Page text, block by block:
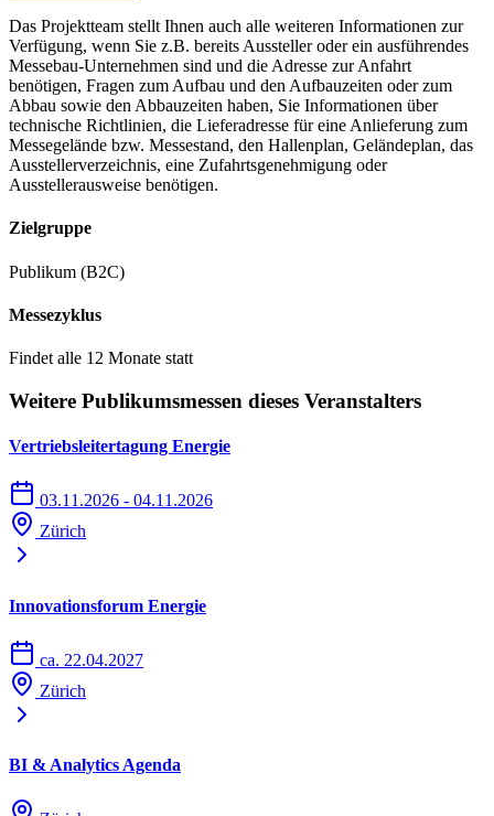
Das Projektteam stellt Ihnen auch alle weiteren Informationen zur
Verfügung, wenn Sie z.B. bereits Aussteller oder ein ausführendes
Messebau-Unternehmen sind und die Adresse zur Anfahrt
benötigen, Fragen zum Aufbau und den Aufbauzeiten oder zum
Abbau sowie den Abbauzeiten haben, Sie Informationen über
technische Richtlinien, die Lieferadresse für eine Anlieferung zum
Messegelände bzw. Messestand, den Hallenplan, Geländeplan, das
Ausstellerverzeichnis, eine Zufahrtsgenehmigung oder
Ausstellerausweise benötigen.
Zielgruppe
Publikum (B2C)
Messezyklus
Findet alle 12 Monate statt
Weitere Publikumsmessen dieses Veranstalters
Vertriebsleitertagung Energie
03.11.2026 - 04.11.2026
Zürich
Innovationsforum Energie
ca. 22.04.2027
Zürich
BI & Analytics Agenda